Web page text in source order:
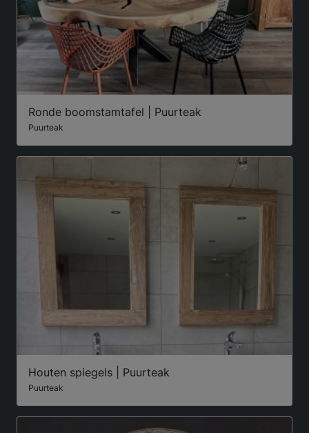
Ronde boomstamtafel | Puurteak
Puurteak
Houten spiegels | Puurteak
Puurteak